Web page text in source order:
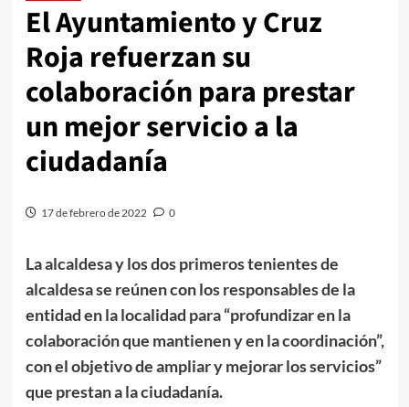
El Ayuntamiento y Cruz
Roja refuerzan su
colaboración para prestar
un mejor servicio a la
ciudadanía
17 de febrero de 2022 0
La alcaldesa y los dos primeros tenientes de
alcaldesa se reúnen con los responsables de la
entidad en la localidad para “profundizar en la
colaboración que mantienen y en la coordinación”,
con el objetivo de ampliar y mejorar los servicios”
que prestan a la ciudadanía.